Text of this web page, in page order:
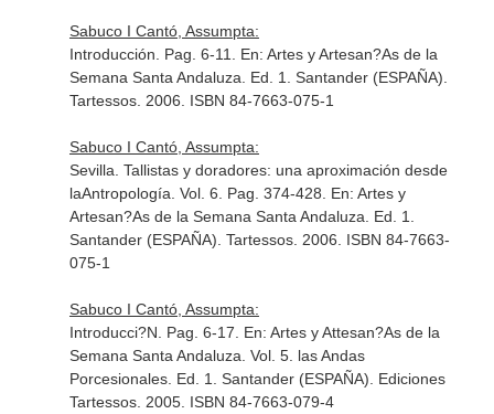
Sabuco I Cantó, Assumpta:
Introducción. Pag. 6-11. En: Artes y Artesan?As de la
Semana Santa Andaluza . Ed. 1. Santander (ESPAÑA).
Tartessos. 2006. ISBN 84-7663-075-1
Sabuco I Cantó, Assumpta:
Sevilla. Tallistas y doradores: una aproximación desde
laAntropología. Vol. 6. Pag. 374-428. En: Artes y
Artesan?As de la Semana Santa Andaluza . Ed. 1.
Santander (ESPAÑA). Tartessos. 2006. ISBN 84-7663-
075-1
Sabuco I Cantó, Assumpta:
Introducci?N. Pag. 6-17. En: Artes y Attesan?As de la
Semana Santa Andaluza. Vol. 5. las Andas
Porcesionales. Ed. 1. Santander (ESPAÑA). Ediciones
Tartessos. 2005. ISBN 84-7663-079-4